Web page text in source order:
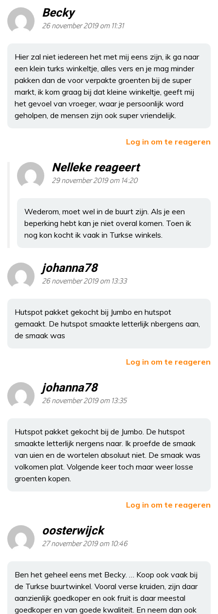
Becky
26 november 2019 om 11:31
Hier zal niet iedereen het met mij eens zijn, ik ga naar
een klein turks winkeltje, alles vers en je mag minder
pakken dan de voor verpakte groenten bij de super
markt, ik kom graag bij dat kleine winkeltje, geeft mij
het gevoel van vroeger, waar je persoonlijk word
geholpen, de mensen zijn ook super vriendelijk.
Log in om te reageren
Nelleke reageert
29 november 2019 om 14:20
Wederom, moet wel in de buurt zijn. Als je een
beperking hebt kan je niet overal komen. Toen ik
nog kon kocht ik vaak in Turkse winkels.
johanna78
26 november 2019 om 13:33
Hutspot pakket gekocht bij Jumbo en hutspot
gemaakt. De hutspot smaakte letterlijk nbergens aan,
de smaak was
Log in om te reageren
johanna78
26 november 2019 om 13:35
Hutspot pakket gekocht bij de Jumbo. De hutspot
smaakte letterlijk nergens naar. Ik proefde de smaak
van uien en de wortelen absoluut niet. De smaak was
volkomen plat. Volgende keer toch maar weer losse
groenten kopen.
Log in om te reageren
oosterwijck
27 november 2019 om 10:46
Ben het geheel eens met Becky. … Koop ook vaak bij
de Turkse buurtwinkel. Vooral verse kruiden, zijn daar
aanzienlijk goedkoper en ook fruit is daar meestal
goedkoper en van goede kwaliteit. En neem dan ook